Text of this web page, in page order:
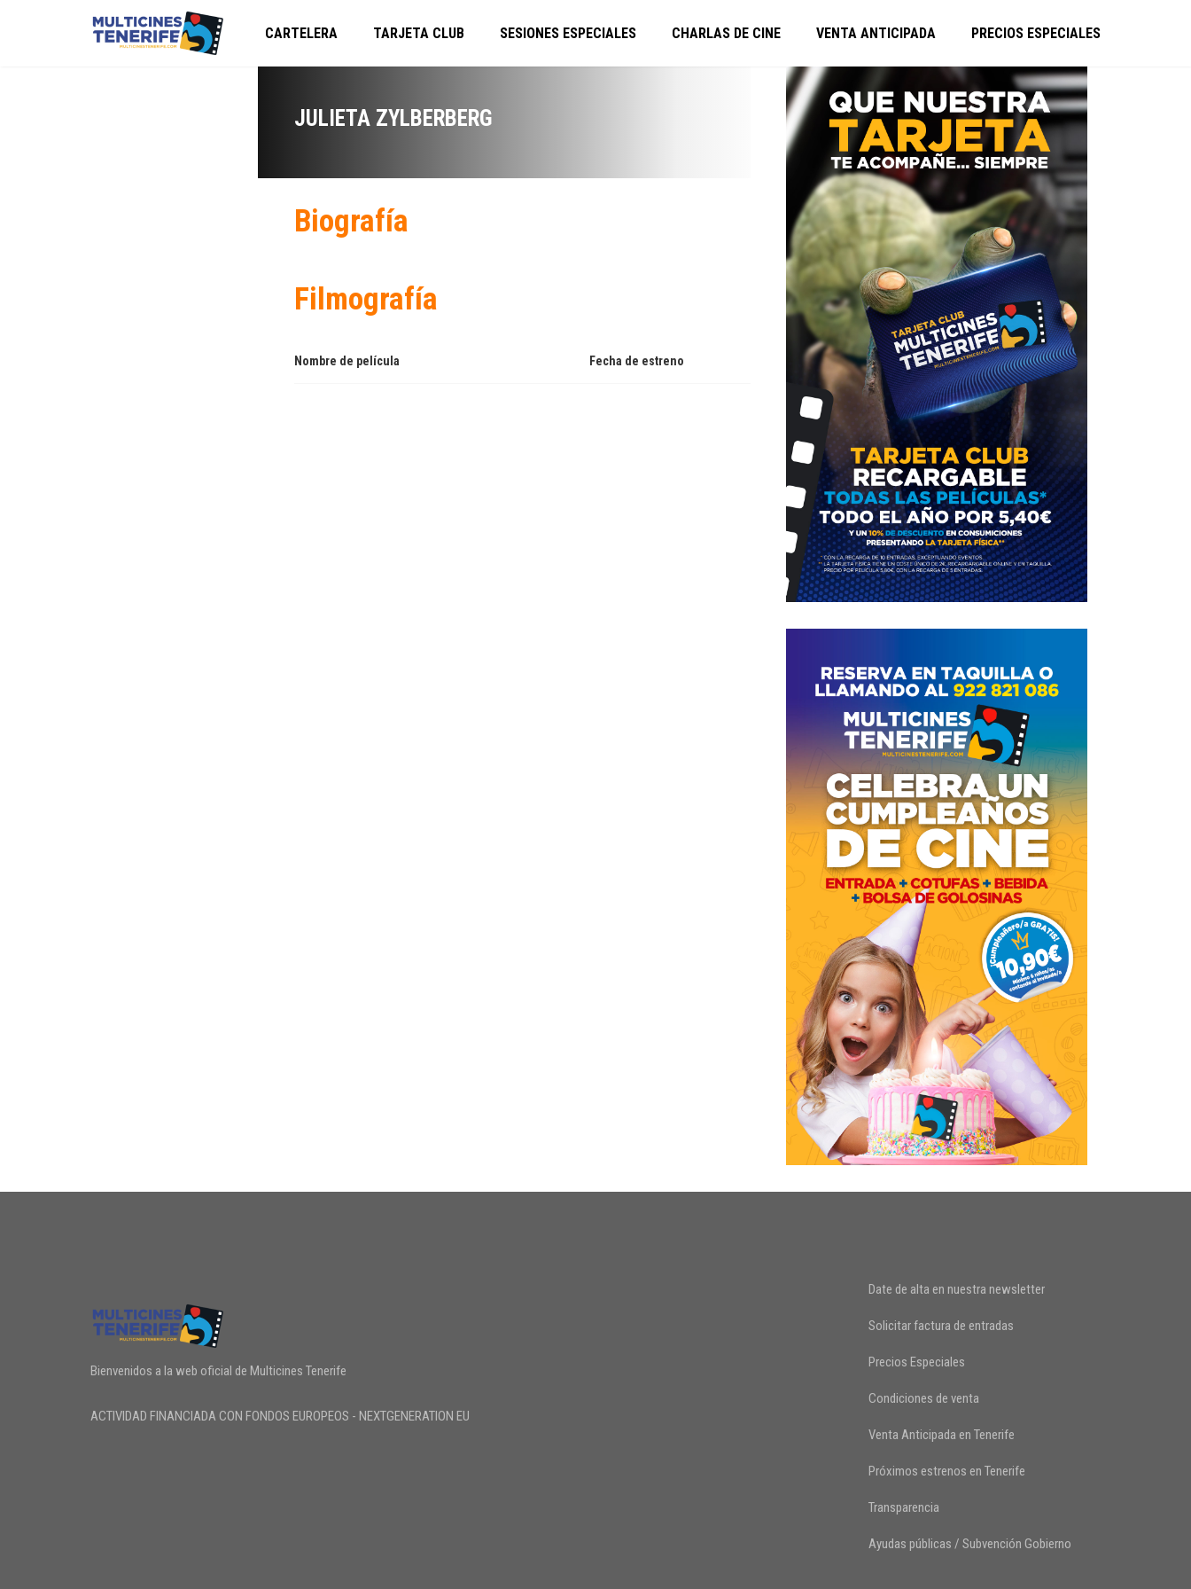
CARTELERA TARJETA CLUB SESIONES ESPECIALES CHARLAS DE CINE VENTA ANTICIPADA PRECIOS ESPECIALES
JULIETA ZYLBERBERG
Biografía
Filmografía
Nombre de película Fecha de estreno
Bienvenidos a la web oficial de Multicines Tenerife
ACTIVIDAD FINANCIADA CON FONDOS EUROPEOS - NEXTGENERATION EU
Date de alta en nuestra newsletter
Solicitar factura de entradas
Precios Especiales
Condiciones de venta
Venta Anticipada en Tenerife
Próximos estrenos en Tenerife
Transparencia
Ayudas públicas / Subvención Gobierno